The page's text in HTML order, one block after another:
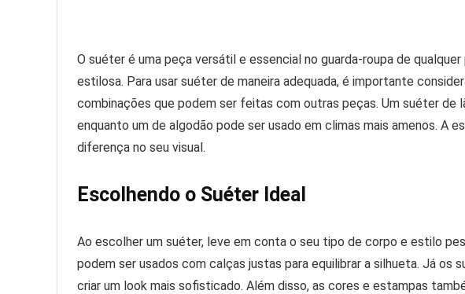
O suéter é uma peça versátil e essencial no guarda-roupa de
estilosa. Para usar suéter de maneira adequada, é importante
combinações que podem ser feitas com outras peças. Um suéter de
enquanto um de algodão pode ser usado em climas mais amenos. A
diferença no seu visual.
Escolhendo o Suéter Ideal
Ao escolher um suéter, leve em conta o seu tipo de corpo e estilo
podem ser usados com calças justas para equilibrar a silhueta. Já os
criar um look mais sofisticado. Além disso, as cores e estampas